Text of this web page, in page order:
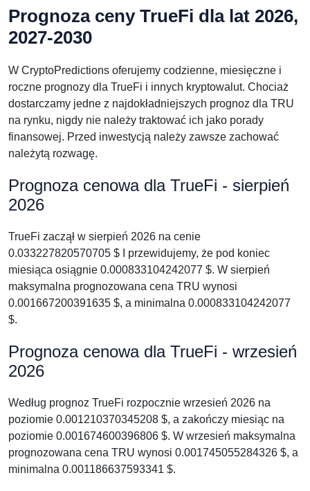
Prognoza ceny TrueFi dla lat 2026,
2027-2030
W CryptoPredictions oferujemy codzienne, miesięczne i
roczne prognozy dla TrueFi i innych kryptowalut. Chociaż
dostarczamy jedne z najdokładniejszych prognoz dla TRU
na rynku, nigdy nie należy traktować ich jako porady
finansowej. Przed inwestycją należy zawsze zachować
należytą rozwagę.
Prognoza cenowa dla TrueFi - sierpień
2026
TrueFi zaczął w sierpień 2026 na cenie
0.033227820570705 $ I przewidujemy, że pod koniec
miesiąca osiągnie 0.000833104242077 $. W sierpień
maksymalna prognozowana cena TRU wynosi
0.001667200391635 $, a minimalna 0.000833104242077
$.
Prognoza cenowa dla TrueFi - wrzesień
2026
Według prognoz TrueFi rozpocznie wrzesień 2026 na
poziomie 0.001210370345208 $, a zakończy miesiąc na
poziomie 0.001674600396806 $. W wrzesień maksymalna
prognozowana cena TRU wynosi 0.001745055284326 $, a
minimalna 0.001186637593341 $.